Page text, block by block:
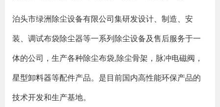
泊头市绿洲除尘设备有限公司集研发设计、制造、安
装、调试布袋除尘器等一系列除尘设备及售后服务于一
体的公司，生产各种除尘布袋,除尘骨架，脉冲电磁阀，
星型卸料器等配件产品。是目前国内高性能环保产品的
技术开发和生产基地。